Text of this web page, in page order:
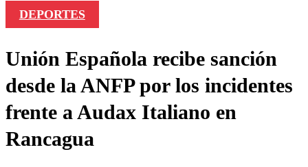
DEPORTES
Unión Española recibe sanción
desde la ANFP por los incidentes
frente a Audax Italiano en
Rancagua